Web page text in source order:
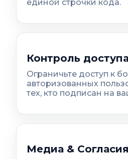
единой строчки кода.
Контроль
Ограничьте доступ к
авторизованных
тех, кто подписан на
Медиа & Согласия